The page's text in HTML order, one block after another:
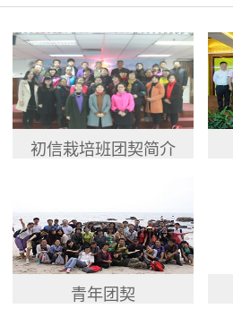
初信栽培班团契简介
青年团契